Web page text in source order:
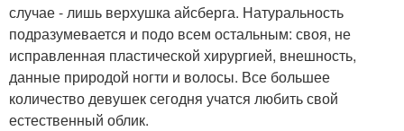
случае - лишь верхушка айсберга. Натуральность
подразумевается и подо всем остальным: своя, не
исправленная пластической хирургией, внешность,
данные природой ногти и волосы. Все большее
количество девушек сегодня учатся любить свой
естественный облик.